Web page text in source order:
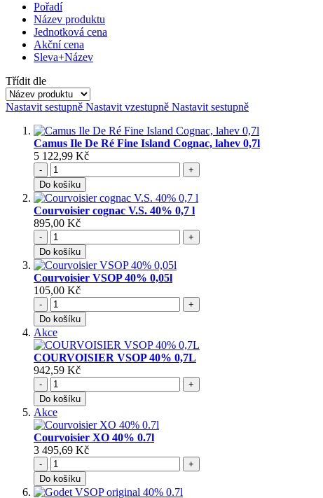
Pořadí
Název produktu
Jednotková cena
Akční cena
Sleva+Název
Třídit dle
Nastavit sestupně Nastavit vzestupně Nastavit sestupně
Camus Ile De Ré Fine Island Cognac, lahev 0,7l
5 122,99 Kč
-
+
Do košíku
Courvoisier cognac V.S. 40% 0,7 l
895,00 Kč
-
+
Do košíku
Courvoisier VSOP 40% 0,05l
105,00 Kč
-
+
Do košíku
Akce
COURVOISIER VSOP 40% 0,7L
942,59 Kč
-
+
Do košíku
Akce
Courvoisier XO 40% 0.7l
3 495,69 Kč
-
+
Do košíku